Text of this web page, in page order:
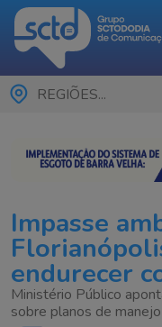
REGIÕES...
Impasse
endurecer
Ministério Público
sobre planos de